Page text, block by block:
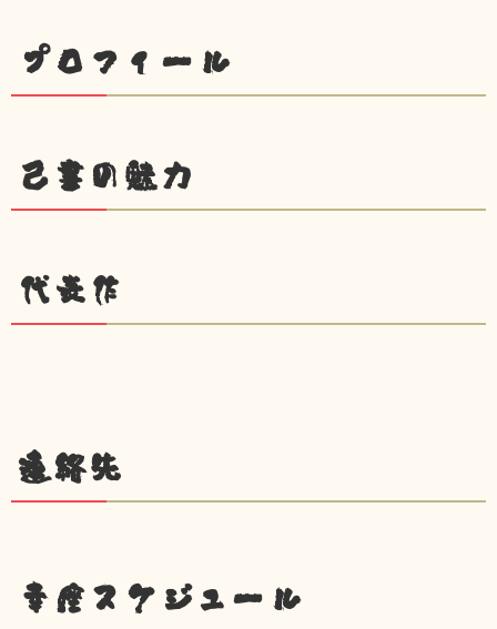
プロフィール
己書の魅力
代表作
連絡先
幸座スケジュール